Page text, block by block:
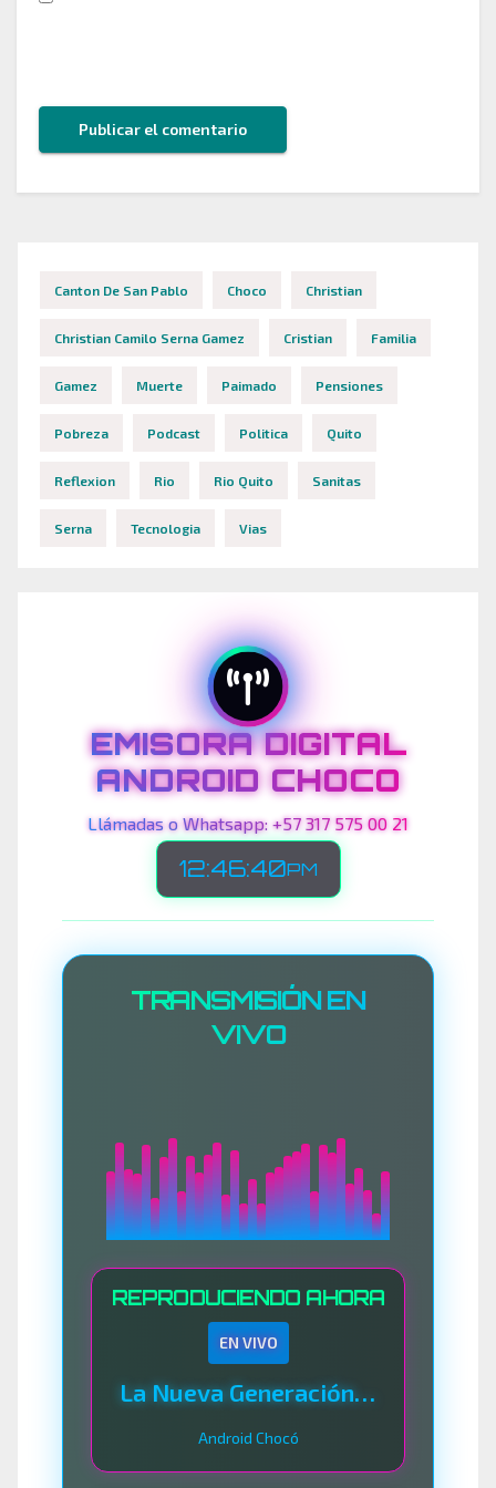
Canton De San Pablo Choco Christian
Christian Camilo Serna Gamez Cristian Familia
Gamez Muerte Paimado Pensiones
Pobreza Podcast Politica Quito
Reflexion Rio Rio Quito Sanitas
Serna Tecnologia Vias
EMISORA DIGITAL
ANDROID CHOCO
Llámadas o Whatsapp: +57 317 575 00 21
12:46:42PM
TRANSMISIÓN EN
VIVO
REPRODUCIENDO AHORA
EN VIVO
La Nueva Generación Del Sistema
Android Chocó